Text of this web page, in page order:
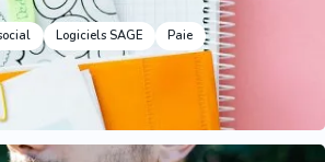
Logiciels SAGE Paie